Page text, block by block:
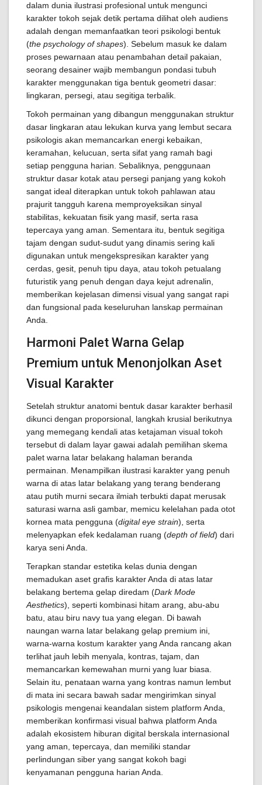
dalam dunia ilustrasi profesional untuk mengunci
karakter tokoh sejak detik pertama dilihat oleh audiens
adalah dengan memanfaatkan teori psikologi bentuk
(the psychology of shapes). Sebelum masuk ke dalam
proses pewarnaan atau penambahan detail pakaian,
seorang desainer wajib membangun pondasi tubuh
karakter menggunakan tiga bentuk geometri dasar:
lingkaran, persegi, atau segitiga terbalik.
Tokoh permainan yang dibangun menggunakan struktur
dasar lingkaran atau lekukan kurva yang lembut secara
psikologis akan memancarkan energi kebaikan,
keramahan, kelucuan, serta sifat yang ramah bagi
setiap pengguna harian. Sebaliknya, penggunaan
struktur dasar kotak atau persegi panjang yang kokoh
sangat ideal diterapkan untuk tokoh pahlawan atau
prajurit tangguh karena memproyeksikan sinyal
stabilitas, kekuatan fisik yang masif, serta rasa
tepercaya yang aman. Sementara itu, bentuk segitiga
tajam dengan sudut-sudut yang dinamis sering kali
digunakan untuk mengekspresikan karakter yang
cerdas, gesit, penuh tipu daya, atau tokoh petualang
futuristik yang penuh dengan daya kejut adrenalin,
memberikan kejelasan dimensi visual yang sangat rapi
dan fungsional pada keseluruhan lanskap permainan
Anda.
Harmoni Palet Warna Gelap
Premium untuk Menonjolkan Aset
Visual Karakter
Setelah struktur anatomi bentuk dasar karakter berhasil
dikunci dengan proporsional, langkah krusial berikutnya
yang memegang kendali atas ketajaman visual tokoh
tersebut di dalam layar gawai adalah pemilihan skema
palet warna latar belakang halaman beranda
permainan. Menampilkan ilustrasi karakter yang penuh
warna di atas latar belakang yang terang benderang
atau putih murni secara ilmiah terbukti dapat merusak
saturasi warna asli gambar, memicu kelelahan pada otot
kornea mata pengguna (digital eye strain), serta
melenyapkan efek kedalaman ruang (depth of field) dari
karya seni Anda.
Terapkan standar estetika kelas dunia dengan
memadukan aset grafis karakter Anda di atas latar
belakang bertema gelap diredam (Dark Mode
Aesthetics), seperti kombinasi hitam arang, abu-abu
batu, atau biru navy tua yang elegan. Di bawah
naungan warna latar belakang gelap premium ini,
warna-warna kostum karakter yang Anda rancang akan
terlihat jauh lebih menyala, kontras, tajam, dan
memancarkan kemewahan murni yang luar biasa.
Selain itu, penataan warna yang kontras namun lembut
di mata ini secara bawah sadar mengirimkan sinyal
psikologis mengenai keandalan sistem platform Anda,
memberikan konfirmasi visual bahwa platform Anda
adalah ekosistem hiburan digital berskala internasional
yang aman, tepercaya, dan memiliki standar
perlindungan siber yang sangat kokoh bagi
kenyamanan pengguna harian Anda.